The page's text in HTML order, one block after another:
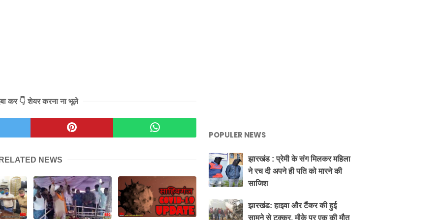
कर 👇 शेयर करना ना भूले
NEWS
POPULER NEWS
झारखंड : प्रेमी के संग मिलकर महिला
ने रच दी अपने ही पति को मारने की
साजिश
झारखंड: हाइवा और टैंकर की हुई
सामने से टक्कर, मौके पर एक की मौत